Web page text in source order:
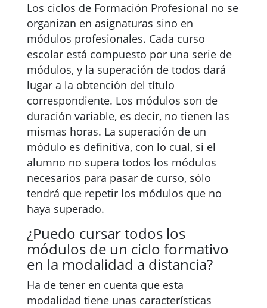
Los ciclos de Formación Profesional no se
organizan en asignaturas sino en
módulos profesionales. Cada curso
escolar está compuesto por una serie de
módulos, y la superación de todos dará
lugar a la obtención del título
correspondiente. Los módulos son de
duración variable, es decir, no tienen las
mismas horas. La superación de un
módulo es definitiva, con lo cual, si el
alumno no supera todos los módulos
necesarios para pasar de curso, sólo
tendrá que repetir los módulos que no
haya superado.
¿Puedo cursar todos los
módulos de un ciclo formativo
en la modalidad a distancia?
Ha de tener en cuenta que esta
modalidad tiene unas características